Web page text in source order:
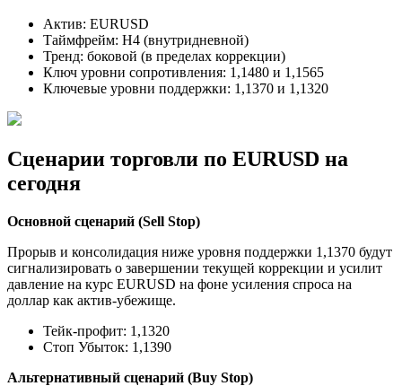
Актив: EURUSD
Таймфрейм: H4 (внутридневной)
Тренд: боковой (в пределах коррекции)
Ключ уровни сопротивления: 1,1480 и 1,1565
Ключевые уровни поддержки: 1,1370 и 1,1320
Сценарии торговли по EURUSD на
сегодня
Основной сценарий (Sell Stop)
Прорыв и консолидация ниже уровня поддержки 1,1370 будут
сигнализировать о завершении текущей коррекции и усилит
давление на курс EURUSD на фоне усиления спроса на
доллар как актив-убежище.
Тейк-профит: 1,1320
Стоп Убыток: 1,1390
Альтернативный сценарий (Buy Stop)